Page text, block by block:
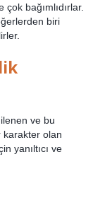
bağımlıdırlar.
biri
ve bu
karakter olan
yanıltıcı ve